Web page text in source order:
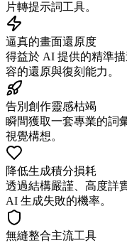
片轉提示詞工具。
逼真的畫面還原度
得益於 AI 提供的精準
容的還原與復刻能力。
告別創作靈感枯竭
瞬間獲取一套專業的詞
視覺構想。
降低生成積分損耗
透過結構嚴謹、高度詳
AI 生成失敗的機率。
無縫整合主流工具